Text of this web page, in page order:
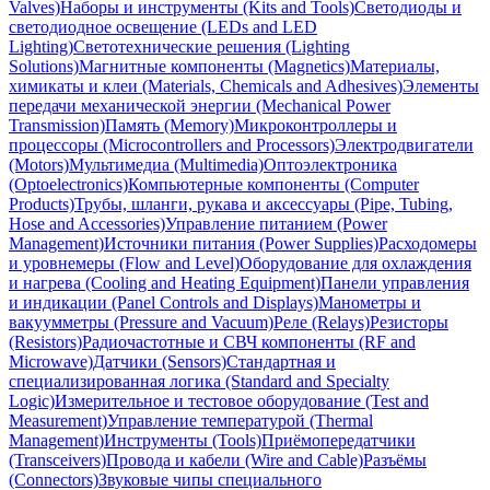
электропитанием
-
Устройства
управления
лазерами
Микросхемы
управления
электропитанием
-
Устройства
управления
светодиодами
Модули
памяти
Модули
памяти -
Батареи
Модули
памяти -
Контроллеры
Мультимедиа
(Multimedia)
Наборы и
инструменты
(Kits and
Tools)
Оборудование
для
охлаждения
и нагрева
(Cooling
and
Heating
Equipment)
Valves)Наборы и инструменты (Kits and Tools)Светодиоды и
светодиодное освещение (LEDs and LED
Lighting)Светотехнические решения (Lighting
Solutions)Магнитные компоненты (Magnetics)Материалы,
химикаты и клеи (Materials, Chemicals and Adhesives)Элементы
передачи механической энергии (Mechanical Power
Transmission)Память (Memory)Микроконтроллеры и
процессоры (Microcontrollers and Processors)Электродвигатели
(Motors)Мультимедиа (Multimedia)Оптоэлектроника
(Optoelectronics)Компьютерные компоненты (Computer
Products)Трубы, шланги, рукава и аксессуары (Pipe, Tubing,
Hose and Accessories)Управление питанием (Power
Management)Источники питания (Power Supplies)Расходомеры
и уровнемеры (Flow and Level)Оборудование для охлаждения
и нагрева (Cooling and Heating Equipment)Панели управления
и индикации (Panel Controls and Displays)Манометры и
вакуумметры (Pressure and Vacuum)Реле (Relays)Резисторы
(Resistors)Радиочастотные и СВЧ компоненты (RF and
Microwave)Датчики (Sensors)Стандартная и
специализированная логика (Standard and Specialty
Logic)Измерительное и тестовое оборудование (Test and
Measurement)Управление температурой (Thermal
Management)Инструменты (Tools)Приёмопередатчики
(Transceivers)Провода и кабели (Wire and Cable)Разъёмы
(Connectors)Звуковые чипы специального